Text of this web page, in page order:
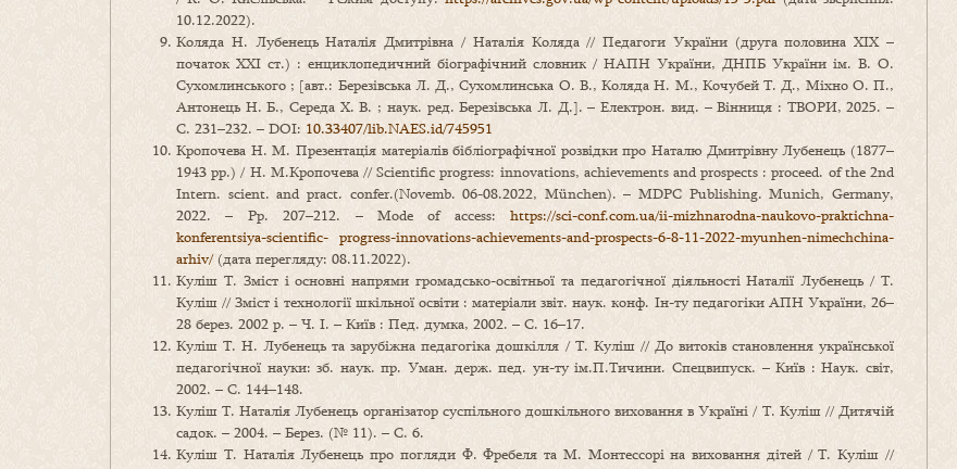
10.12.2022).
Коляда Н. Лубенець Наталія Дмитрівна / Наталія Коляда // Педагоги України (друга половина ХІХ –
початок ХХІ ст.) : енциклопедичний біографічний словник / НАПН України, ДНПБ України ім. В. О.
Сухомлинського ; [авт.: Березівська Л. Д., Сухомлинська О. В., Коляда Н. М., Кочубей Т. Д., Міхно О. П.,
Антонець Н. Б., Середа Х. В. ; наук. ред. Березівська Л. Д.]. – Електрон. вид. – Вінниця : ТВОРИ, 2025. –
С. 231–232. – DOI: 10.33407/lib.NAES.id/745951
Кропочева Н. М. Презентація матеріалів бібліографічної розвідки про Наталю Дмитрівну Лубенець (1877–
1943 рр.) / Н. М.Кропочева // Scientific progress: innovations, achievements and prospects : proceed. of the 2nd
Intern. scient. and pract. confer.(Novemb. 06-08.2022, München). – MDPC Publishing. Munich, Germany,
2022. – Pp. 207–212. – Mode of access: https://sci-conf.com.ua/ii-mizhnarodna-naukovo-praktichna-
konferentsiya-scientific- progress-innovations-achievements-and-prospects-6-8-11-2022-myunhen-nimechchina-
arhiv/(дата перегляду: 08.11.2022).
Куліш Т. Зміст і основні напрями громадсько-освітньої та педагогічної діяльності Наталії Лубенець / Т.
Куліш // Зміст і технології шкільної освіти : матеріали звіт. наук. конф. Ін-ту педагогіки АПН України, 26–
28 берез. 2002 р. – Ч. І. – Київ : Пед. думка, 2002. – С. 16–17.
Куліш Т. Н. Лубенець та зарубіжна педагогіка дошкілля / Т. Куліш // До витоків становлення української
педагогічної науки: зб. наук. пр. Уман. держ. пед. ун-ту ім.П.Тичини. Спецвипуск. – Київ : Наук. світ,
2002. – С. 144–148.
Куліш Т. Наталія Лубенець організатор суспільного дошкільного виховання в Україні / Т. Куліш // Дитячій
садок. – 2004. – Берез. (№ 11). – С. 6.
Куліш Т. Наталія Лубенець про погляди Ф. Фребеля та М. Монтессорі на виховання дітей / Т. Куліш //